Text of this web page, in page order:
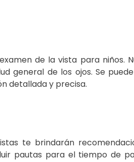
de la vista para niños.
general de los ojos. Se
detallada y precisa.
te brindarán
pautas para el tiempo de